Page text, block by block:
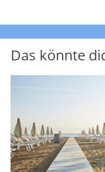
Das könnte